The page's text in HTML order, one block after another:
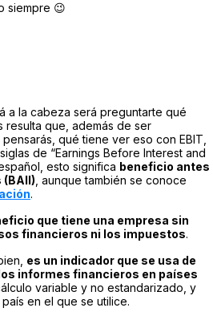
siempre 😉
a la cabeza será preguntarte qué
resulta que, además de ser
qué tiene ver eso con EBIT,
de “Earnings Before Interest and
esto significa beneficio antes
, aunque también se conoce
.
que tiene una empresa sin
financieros ni los impuestos.
es un indicador que se usa de
informes financieros en países
variable y no estandarizado, y
en el que se utilice.